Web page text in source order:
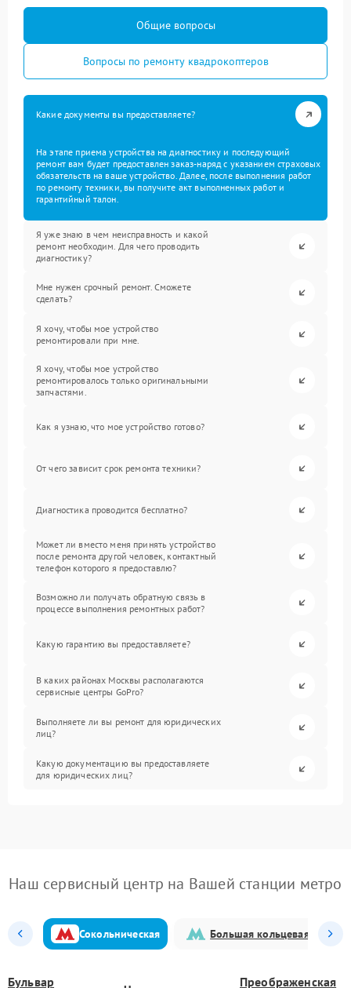
Общие вопросы
Вопросы по ремонту квадрокоптеров
Какие документы вы предоставляете?
На этапе приема устройства на диагностику и последующий
ремонт вам будет предоставлен заказ-наряд с указанием страховых
обязательств на ваше устройство. Далее, после выполнения работ
по ремонту техники, вы получите акт выполненных работ и
гарантийный талон.
Я уже знаю в чем неисправность и какой
ремонт необходим. Для чего проводить
диагностику?
Мне нужен срочный ремонт. Сможете
сделать?
Я хочу, чтобы мое устройство
ремонтировали при мне.
Я хочу, чтобы мое устройство
ремонтировалось только оригинальными
запчастями.
Как я узнаю, что мое устройство готово?
От чего зависит срок ремонта техники?
Диагностика проводится бесплатно?
Может ли вместо меня принять устройство
после ремонта другой человек, контактный
телефон которого я предоставлю?
Возможно ли получать обратную связь в
процессе выполнения ремонтных работ?
Какую гарантию вы предоставляете?
В каких районах Москвы располагаются
сервисные центры GoPro?
Выполняете ли вы ремонт для юридических
лиц?
Какую документацию вы предоставляете
для юридических лиц?
Наш сервисный центр на Вашей станции метро
Сокольническая Большая кольцевая
Бульвар Преображенская